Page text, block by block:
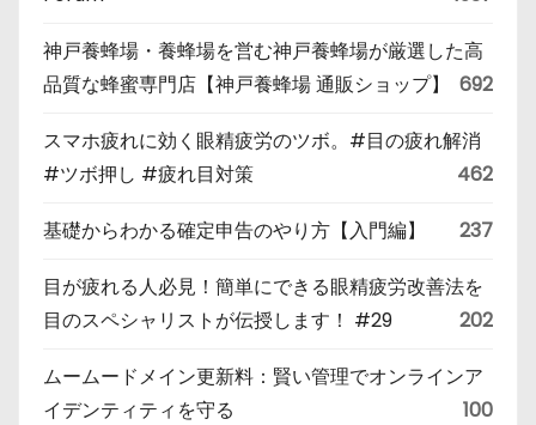
神戸養蜂場・養蜂場を営む神戸養蜂場が厳選した高
品質な蜂蜜専門店【神戸養蜂場 通販ショップ】
692
スマホ疲れに効く眼精疲労のツボ。#目の疲れ解消
#ツボ押し #疲れ目対策
462
基礎からわかる確定申告のやり方【入門編】 237
目が疲れる人必見！簡単にできる眼精疲労改善法を
目のスペシャリストが伝授します！ #29
202
ムームードメイン更新料：賢い管理でオンラインア
イデンティティを守る
100